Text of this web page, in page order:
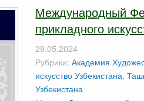
Международный
прикладного
29.05.2024
Рубрики:Академия
искусство Узбекистана,
Узбекистана